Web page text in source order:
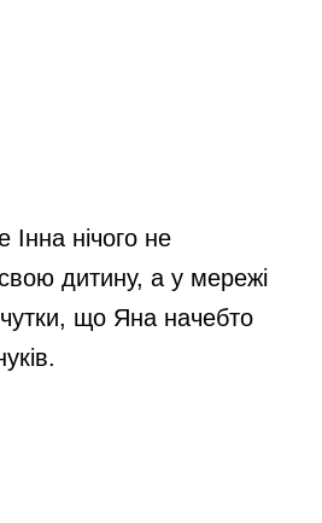
нічого не
дитину, а у мережі
що Яна начебто